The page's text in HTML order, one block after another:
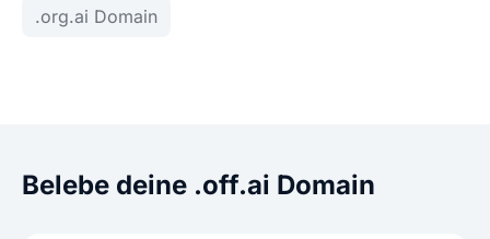
.org.ai Domain
Belebe deine .off.ai Domain